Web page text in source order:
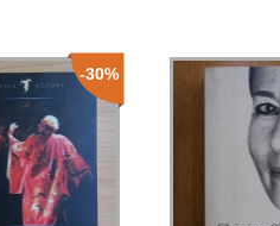
-30%